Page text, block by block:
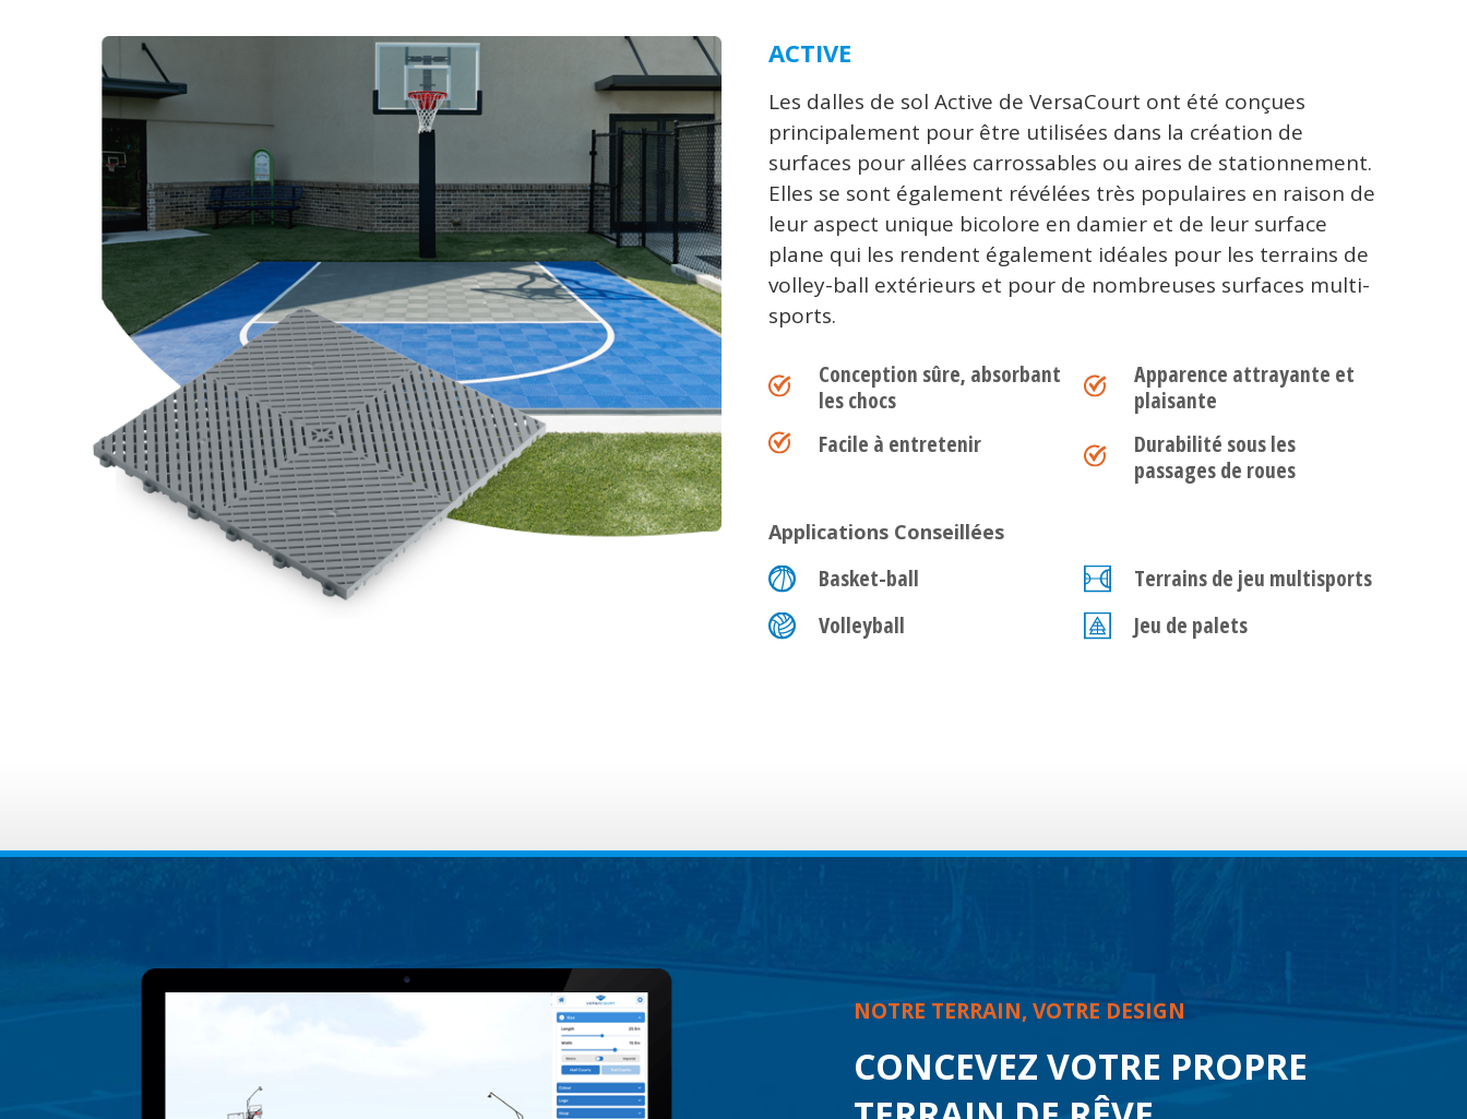
ACTIVE
Les dalles de sol Active de VersaCourt ont été conçues
principalement pour être utilisées dans la création de
surfaces pour allées carrossables ou aires de stationnement.
Elles se sont également révélées très populaires en raison de
leur aspect unique bicolore en damier et de leur surface
plane qui les rendent également idéales pour les terrains de
volley-ball extérieurs et pour de nombreuses surfaces multi-
sports.
Conception sûre, absorbant
les chocs
Facile à entretenir
Apparence attrayante et
plaisante
Durabilité sous les
passages de roues
Applications Conseillées
Basket-ball
Volleyball
Terrains de jeu multisports
Jeu de palets
NOTRE TERRAIN, VOTRE DESIGN
CONCEVEZ VOTRE PROPRE